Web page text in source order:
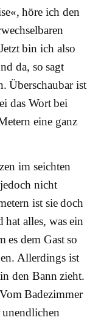
höre ich den
bin ich also
da, so sagt
Überschaubar ist
das Wort bei
eine ganz
im seichten
nicht
ist sie doch
alles, was ein
es dem Gast so
Allerdings ist
den Bann zieht.
Badezimmer
unendlichen